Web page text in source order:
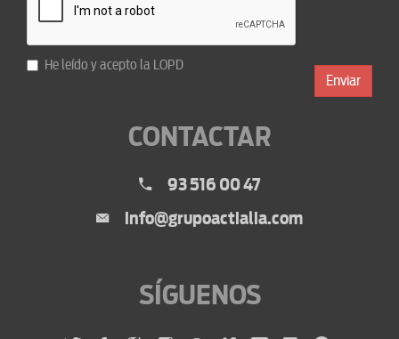
He leído y acepto la LOPD
Enviar
CONTACTAR
93 516 00 47
info@grupoactialia.com
SÍGUENOS